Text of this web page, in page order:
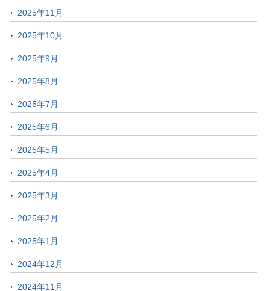
2025年11月
2025年10月
2025年9月
2025年8月
2025年7月
2025年6月
2025年5月
2025年4月
2025年3月
2025年2月
2025年1月
2024年12月
2024年11月